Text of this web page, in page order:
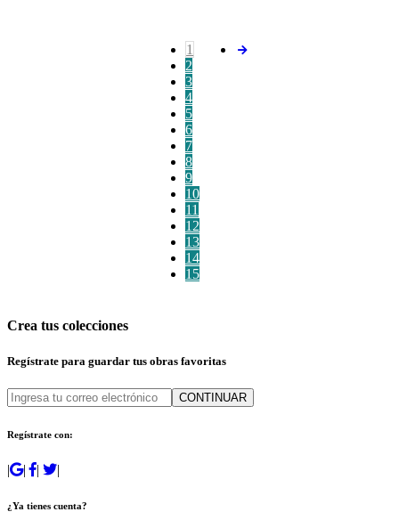
1
2
3
4
5
6
7
8
9
10
11
12
13
14
15
Crea tus colecciones
Regístrate para guardar tus obras favoritas
CONTINUAR
Regístrate con:
| | | |
¿Ya tienes cuenta?